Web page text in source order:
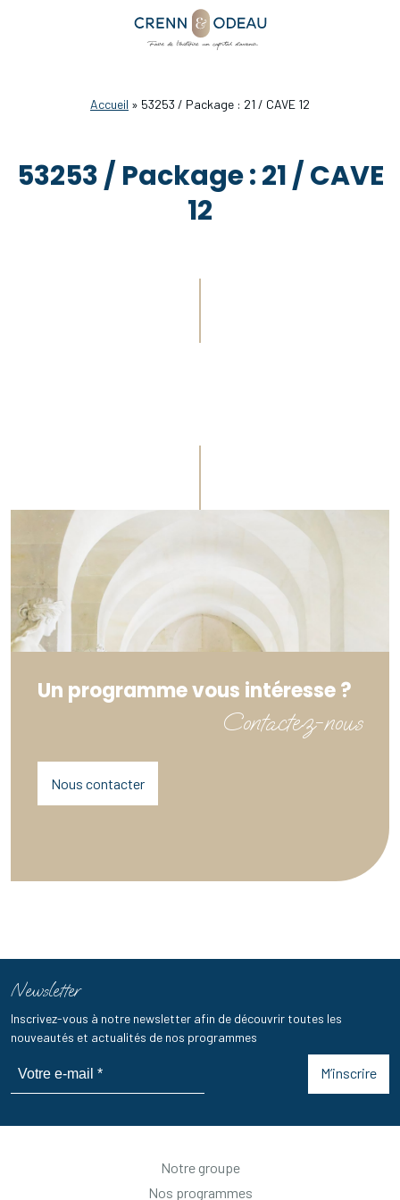
Accueil » 53253 / Package : 21 / CAVE 12
53253 / Package : 21 / CAVE
12
Un programme vous intéresse ?
Contactez-nous
Nous contacter
Newsletter
Inscrivez-vous à notre newsletter afin de découvrir toutes les
nouveautés et actualités de nos programmes
M’inscrire
Notre groupe
Nos programmes